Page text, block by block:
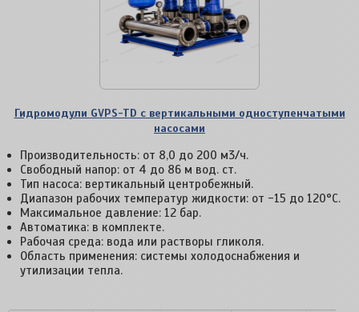
Гидромодули GVPS-TD с вертикальными одноступенчатыми
насосами
Производительность: от 8,0 до 200 м3/ч.
Свободный напор: от 4 до 86 м вод. ст.
Тип насоса: вертикальный центробежный.
Диапазон рабочих температур жидкости: от -15 до 120°С.
Максимальное давление: 12 бар.
Автоматика: в комплекте.
Рабочая среда: вода или растворы гликоля.
Область применения: системы холодоснабжения и
утилизации тепла.